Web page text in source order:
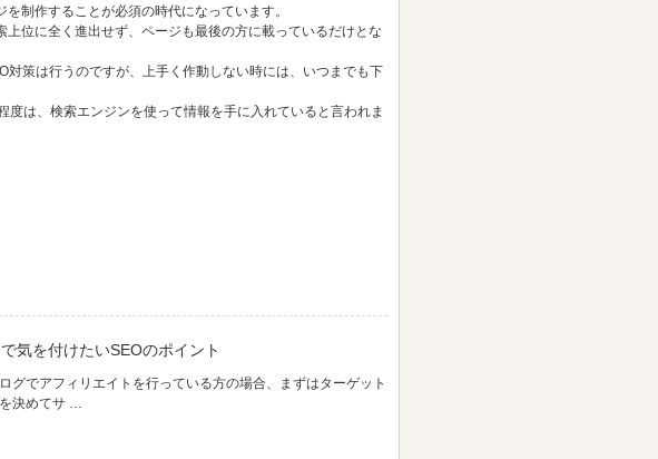
制作することが必須の時代になっています。
位に全く進出せず、ページも最後の方に載っているだけとな
策は行うのですが、上手く作動しない時には、いつまでも下
は、検索エンジンを使って情報を手に入れていると言われま
気を付けたいSEOのポイント
グでアフィリエイトを行っている方の場合、まずはターゲット
決めてサ …